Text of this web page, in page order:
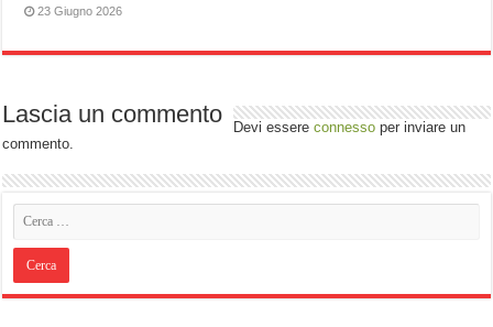
23 Giugno 2026
Lascia un commento Devi essereconnesso per inviare un
commento.